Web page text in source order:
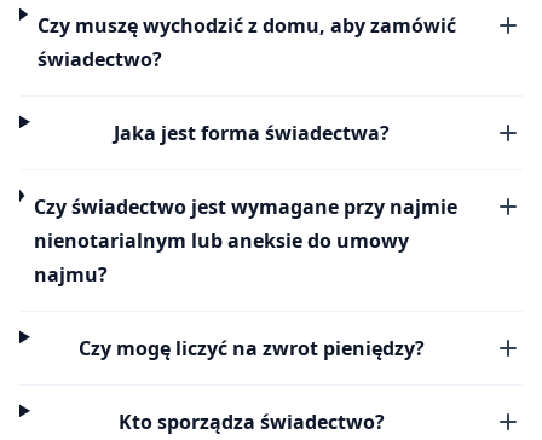
Czy muszę wychodzić z domu, aby zamówić
świadectwo?
Jaka jest forma świadectwa?
Czy świadectwo jest wymagane przy najmie
nienotarialnym lub aneksie do umowy
najmu?
Czy mogę liczyć na zwrot pieniędzy?
Kto sporządza świadectwo?